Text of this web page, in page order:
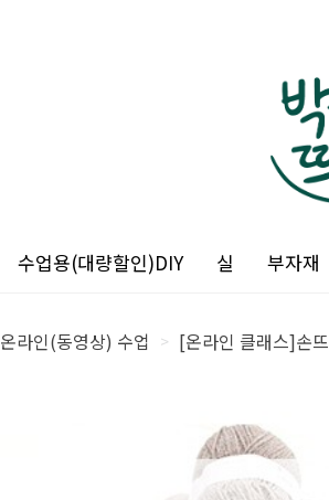
수업용(대량할인)DIY 실 부자재
온라인(동영상) 수업 > [온라인 클래스]손